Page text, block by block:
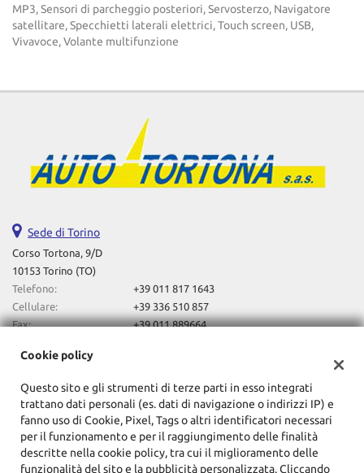
MP3, Sensori di parcheggio posteriori, Servosterzo, Navigatore
satellitare, Specchietti laterali elettrici, Touch screen, USB,
Vivavoce, Volante multifunzione
Sede di Torino
Corso Tortona, 9/D
10153 Torino (TO)
Telefono:
+39 011 817 1643
Cellulare:
+39 336 510 857
Fax:
+39 011 889664
Indicazioni stradali
Dati fiscali:
F.Lli Lovero Automobili Sas Di Davide Lovero & C
Corso Tortona, 9/D, Torino (TO)
Cookie policy
Questo sito e gli strumenti di terze parti in esso integrati
trattano dati personali (es. dati di navigazione o indirizzi IP) e
fanno uso di Cookie, Pixel, Tags o altri identificatori necessari
per il funzionamento e per il raggiungimento delle finalità
descritte nella cookie policy, tra cui il miglioramento delle
funzionalità del sito e la pubblicità personalizzata. Cliccando
impostazioni